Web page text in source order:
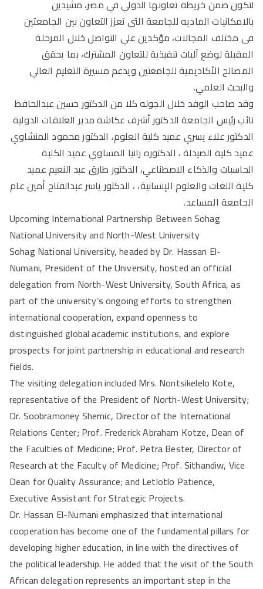
لتكون ضمن خريطة تعاونها الدولي في مصر، مشيدين
بالامكانيات الماديه للجامعة التى تعزز التعاون بين الجامعتين
فى مختلف المجالات، مؤكدين علي التواصل خلال المرحلة
المقبلة لوضع آليات تنفيذية للتعاون المشترك، بما يحقق
المصالح الأكاديمية للجامعتين ويدعم مسيرة التعليم العالي
والبحث العلمي.
وقد صاحب الوفد خلال الجوله كلا من الدكتور حسين عبدالحافظ
نائب رئيس الجامعة الدكتور أشرف عكاشة مدير العلاقات الدولية
الدكتور علاء يسري عميد كلية العلوم، الدكتور محمود المنشاوي
عميد كلية الصيدلة ، الدكتوره رانيا المساوي عميد الكلية
الحاسبات والذكاء الاصطناعي، الدكتور طارق عبد النعيم عميد
كلية اللغات والعلوم الإنسانية، ، الدكتور ياسر عبدالفتاح أمين عام
الجامعة المساعد.
Upcoming International Partnership Between Sohag
National University and North-West University
Sohag National University, headed by Dr. Hassan El-
Numani, President of the University, hosted an official
delegation from North-West University, South Africa, as
part of the university’s ongoing efforts to strengthen
international cooperation, expand openness to
distinguished global academic institutions, and explore
prospects for joint partnership in educational and research
fields.
The visiting delegation included Mrs. Nontsikelelo Kote,
representative of the President of North-West University;
Dr. Soobramoney Shernic, Director of the International
Relations Center; Prof. Frederick Abraham Kotze, Dean of
the Faculties of Medicine; Prof. Petra Bester, Director of
Research at the Faculty of Medicine; Prof. Sithandiw, Vice
Dean for Quality Assurance; and Letlotlo Patience,
Executive Assistant for Strategic Projects.
Dr. Hassan El-Numani emphasized that international
cooperation has become one of the fundamental pillars for
developing higher education, in line with the directives of
the political leadership. He added that the visit of the South
African delegation represents an important step in the